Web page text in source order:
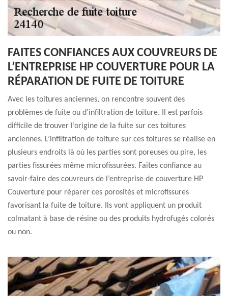
FAITES CONFIANCES AUX COUVREURS DE
L’ENTREPRISE HP COUVERTURE POUR LA
RÉPARATION DE FUITE DE TOITURE
Avec les toitures anciennes, on rencontre souvent des
problèmes de fuite ou d’infiltration de toiture. Il est parfois
difficile de trouver l’origine de la fuite sur ces toitures
anciennes. L’infiltration de toiture sur ces toitures se réalise en
plusieurs endroits là où les parties sont poreuses ou pire, les
parties fissurées même microfissurées. Faites confiance au
savoir-faire des couvreurs de l’entreprise de couverture HP
Couverture pour réparer ces porosités et microfissures
favorisant la fuite de toiture. Ils vont appliquent un produit
colmatant à base de résine ou des produits hydrofugés colorés
ou non.